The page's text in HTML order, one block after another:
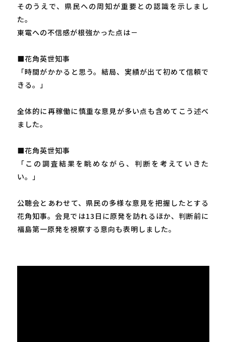
そのうえで、県民への周知が重要との認識を示しまし
た。
東電への不信感が根強かった点は－
■花角英世知事
「時間がかかると思う。結局、実績が出て初めて信頼で
きる。」
全体的に再稼働に慎重な意見が多い点も含めてこう述べ
ました。
■花角英世知事
「この調査結果を眺めながら、判断を考えていきた
い。」
公聴会とあわせて、県民の多様な意見を把握したとする
花角知事。会見では13日に原発を訪れるほか、判断前に
福島第一原発を視察する意向も表明しました。